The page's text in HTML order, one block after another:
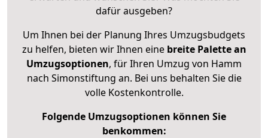
dafür ausgeben?
Um Ihnen bei der Planung Ihres Umzugsbudgets
zu helfen, bieten wir Ihnen eine breite Palette an
Umzugsoptionen, für Ihren Umzug von Hamm
nach Simonstiftung an. Bei uns behalten Sie die
volle Kostenkontrolle.
Folgende Umzugsoptionen können Sie
benkommen: